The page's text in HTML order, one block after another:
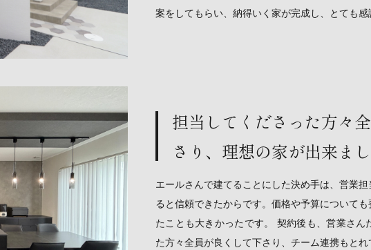
案をしてもらい、納得いく家が完成し、とても感
担当してくださった方々
さり、理想の家が出来まし
エールさんで建てることにした決め手は、営業
ると信頼できたからです。価格や予算について
たことも大きかったです。 契約後も、営業さん
た方々全員が良くして下さり、チーム連携もと